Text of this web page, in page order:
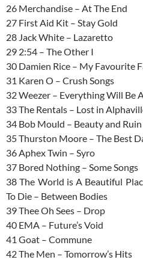
26 Merchandise – At The End
27 First Aid Kit – Stay Gold
28 Jack White – Lazaretto
29 2:54 – The Other I
30 Damien Rice – My Favourite
31 Karen O – Crush Songs
32 Weezer – Everything Will Be
33 The Rentals – Lost in
34 Bob Mould – Beauty and Ruin
35 Thurston Moore – The Best
36 Aphex Twin – Syro
37 Bored Nothing – Some Songs
38 The World is A Beautiful
To Die – Between Bodies
39 Thee Oh Sees – Drop
40 EMA – Future’s Void
41 Goat – Commune
42 The Men – Tomorrow’s Hits